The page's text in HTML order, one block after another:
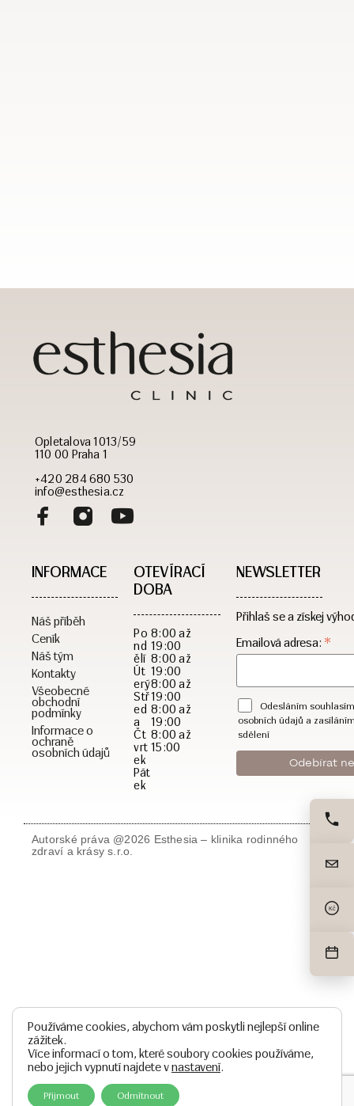
Opletalova 1013/59
110 00 Praha 1
+420 284 680 530
info@esthesia.cz
INFORMACE
Náš příběh
Ceník
Náš tým
Kontakty
Všeobecné
obchodní
podmínky
Informace o
ochraně
osobních údajů
OTEVÍRACÍ
DOBA​
Po
nd
ělí
Út
erý
Stř
ed
a
Čt
vrt
ek
Pát
ek
8:00 až
19:00
8:00 až
19:00
8:00 až
19:00
8:00 až
19:00
8:00 až
15:00
NEWSLETTER
Přihlaš se a získej
Emailová adresa: *
Odesláním
osobních údajů a
sdělení
Autorské práva @2026 Esthesia – klinika rodinného
zdraví a krásy s.r.o.
Používáme cookies, abychom vám poskytli nejlepší online
zážitek.
Více informací o tom, které soubory cookies používáme,
nebo jejich vypnutí najdete vnastavení.
Přijmout Odmítnout
Kč